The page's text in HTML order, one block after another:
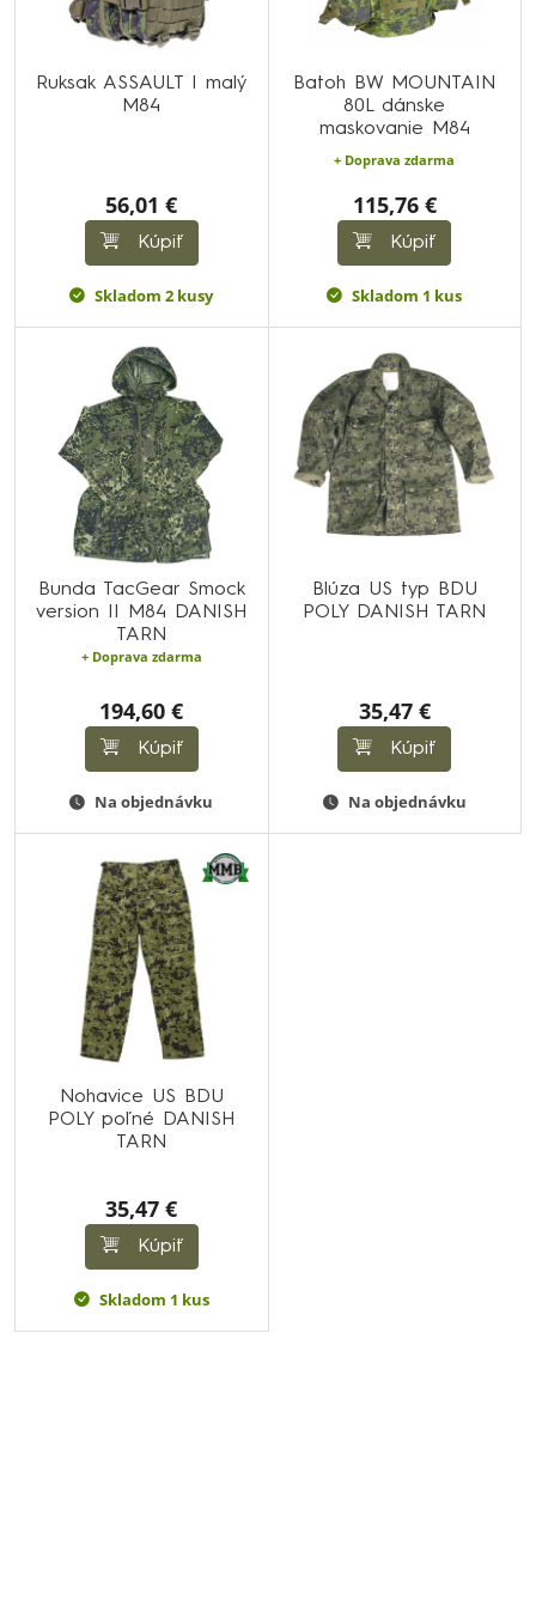
Ruksak ASSAULT I malý
M84
56,01 €
Kúpiť
Skladom 2 kusy
Batoh BW MOUNTAIN
80L dánske
maskovanie M84
+ Doprava zdarma
115,76 €
Kúpiť
Skladom 1 kus
Bunda TacGear Smock
version II M84 DANISH
TARN
+ Doprava zdarma
194,60 €
Kúpiť
Na objednávku
Blúza US typ BDU
POLY DANISH TARN
35,47 €
Kúpiť
Na objednávku
Nohavice US BDU
POLY poľné DANISH
TARN
35,47 €
Kúpiť
Skladom 1 kus